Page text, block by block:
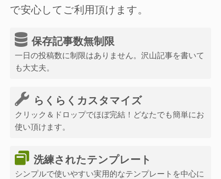
で安心してご利用頂けます。
保存記事数無制限
一日の投稿数に制限はありません。沢山記事を書いて
も大丈夫。
らくらくカスタマイズ
クリック＆ドロップでほぼ完結！どなたでも簡単にお
使い頂けます。
洗練されたテンプレート
シンプルで使いやすい実用的なテンプレートを中心に